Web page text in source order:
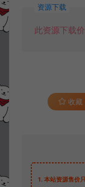
资源下载
此资源下载
收藏
1. 本站资源售价